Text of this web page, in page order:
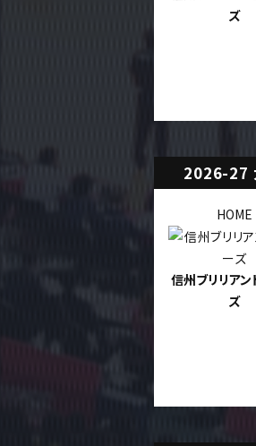
ズ
2026-27
HOME
信州ブリリアン
ズ